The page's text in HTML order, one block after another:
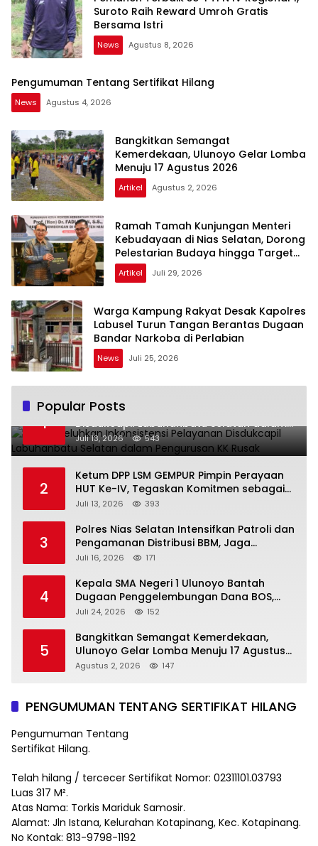
Suroto Raih Reward Umroh Gratis
Bersama Istri
News Agustus 8, 2026
Pengumuman Tentang Sertifikat Hilang
News Agustus 4, 2026
Bangkitkan Semangat
Kemerdekaan, Ulunoyo Gelar Lomba
Menuju 17 Agustus 2026
Artikel Agustus 2, 2026
Ramah Tamah Kunjungan Menteri
Kebudayaan di Nias Selatan, Dorong
Pelestarian Budaya hingga Target
UNESCO
Artikel Juli 29, 2026
Warga Kampung Rakyat Desak Kapolres
Labusel Turun Tangan Berantas Dugaan
Bandar Narkoba di Perlabian
News Juli 25, 2026
Popular Posts
1
Warga Keluhkan Inkonsistensi Pelayanan
Disdukcapil Labuhanbatu Selatan dalam
Pengurusan KK Rusak
Juli 13, 2026 543
2
Ketum DPP LSM GEMPUR Pimpin Perayaan
HUT Ke-IV, Tegaskan Komitmen sebagai
Mitra Pemerintah dan Corong Aspirasi
Juli 13, 2026 393
3
Polres Nias Selatan Intensifkan Patroli dan
Pengamanan Distribusi BBM, Jaga
Ketertiban di SPBU
Juli 16, 2026 171
4
Kepala SMA Negeri 1 Ulunoyo Bantah
Dugaan Penggelembungan Dana BOS,
Tegaskan Pemberitaan Tidak Benar
Juli 24, 2026 152
5
Bangkitkan Semangat Kemerdekaan,
Ulunoyo Gelar Lomba Menuju 17 Agustus
2026
Agustus 2, 2026 147
PENGUMUMAN TENTANG SERTIFIKAT HILANG
Pengumuman Tentang
Sertifikat Hilang.
Telah hilang / tercecer Sertifikat Nomor: 02311101.03793
Luas 317 M².
Atas Nama: Torkis Mariduk Samosir.
Alamat: Jln Istana, Kelurahan Kotapinang, Kec. Kotapinang.
No Kontak: 813-9798-1192